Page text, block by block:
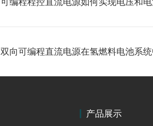
可编程程控直流电源如何实现电压和
双向可编程直流电源在氢燃料电池系
产品展示